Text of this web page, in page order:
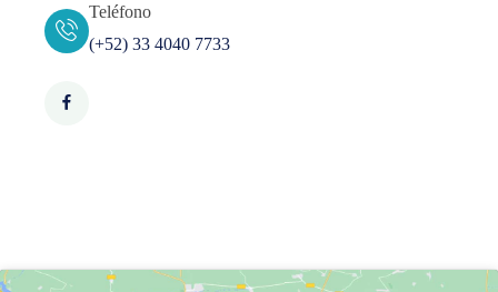
Teléfono
(+52) 33 4040 7733